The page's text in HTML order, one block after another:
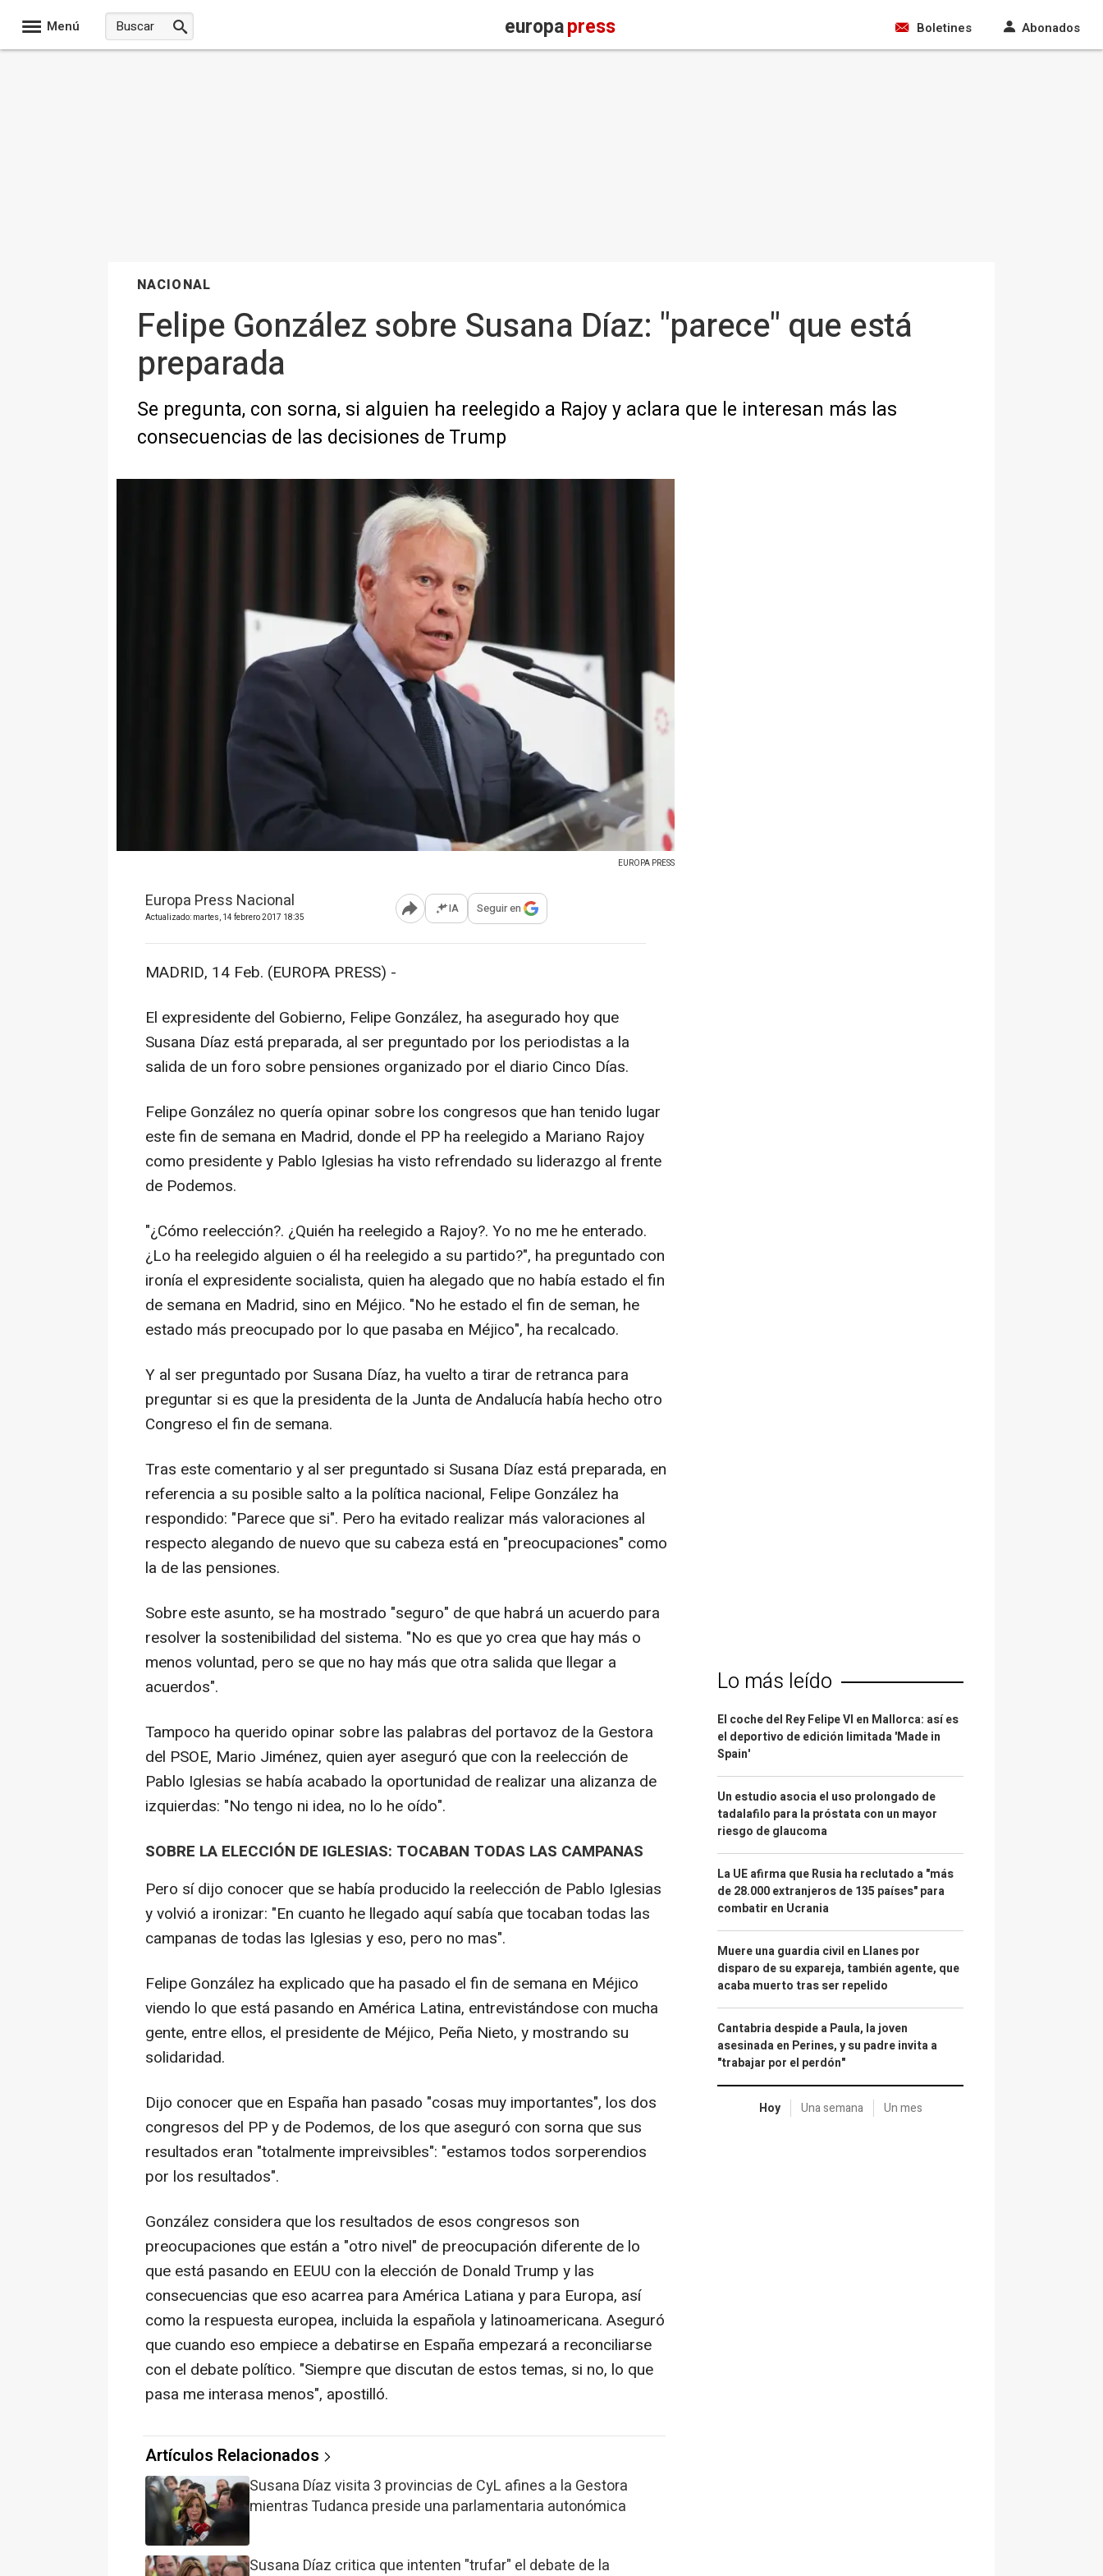
Menú europapress Boletines Abonados
NACIONAL
Felipe González sobre Susana Díaz: "parece" que está
preparada
Se pregunta, con sorna, si alguien ha reelegido a Rajoy y aclara que le interesan más las
consecuencias de las decisiones de Trump
EUROPA PRESS
Europa Press Nacional
Actualizado: martes, 14 febrero 2017 18:35 Abrir opciones para compartir
IA Seguir en
MADRID, 14 Feb. (EUROPA PRESS) -
El expresidente del Gobierno, Felipe González, ha asegurado hoy que
Susana Díaz está preparada, al ser preguntado por los periodistas a la
salida de un foro sobre pensiones organizado por el diario Cinco Días.
Felipe González no quería opinar sobre los congresos que han tenido lugar
este fin de semana en Madrid, donde el PP ha reelegido a Mariano Rajoy
como presidente y Pablo Iglesias ha visto refrendado su liderazgo al frente
de Podemos.
"¿Cómo reelección?. ¿Quién ha reelegido a Rajoy?. Yo no me he enterado.
¿Lo ha reelegido alguien o él ha reelegido a su partido?", ha preguntado con
ironía el expresidente socialista, quien ha alegado que no había estado el fin
de semana en Madrid, sino en Méjico. "No he estado el fin de seman, he
estado más preocupado por lo que pasaba en Méjico", ha recalcado.
Y al ser preguntado por Susana Díaz, ha vuelto a tirar de retranca para
preguntar si es que la presidenta de la Junta de Andalucía había hecho otro
Congreso el fin de semana.
Tras este comentario y al ser preguntado si Susana Díaz está preparada, en
referencia a su posible salto a la política nacional, Felipe González ha
respondido: "Parece que si". Pero ha evitado realizar más valoraciones al
respecto alegando de nuevo que su cabeza está en "preocupaciones" como
la de las pensiones.
Sobre este asunto, se ha mostrado "seguro" de que habrá un acuerdo para
resolver la sostenibilidad del sistema. "No es que yo crea que hay más o
menos voluntad, pero se que no hay más que otra salida que llegar a
acuerdos".
Tampoco ha querido opinar sobre las palabras del portavoz de la Gestora
del PSOE, Mario Jiménez, quien ayer aseguró que con la reelección de
Pablo Iglesias se había acabado la oportunidad de realizar una alizanza de
izquierdas: "No tengo ni idea, no lo he oído".
SOBRE LA ELECCIÓN DE IGLESIAS: TOCABAN TODAS LAS CAMPANAS
Pero sí dijo conocer que se había producido la reelección de Pablo Iglesias
y volvió a ironizar: "En cuanto he llegado aquí sabía que tocaban todas las
campanas de todas las Iglesias y eso, pero no mas".
Felipe González ha explicado que ha pasado el fin de semana en Méjico
viendo lo que está pasando en América Latina, entrevistándose con mucha
gente, entre ellos, el presidente de Méjico, Peña Nieto, y mostrando su
solidaridad.
Dijo conocer que en España han pasado "cosas muy importantes", los dos
congresos del PP y de Podemos, de los que aseguró con sorna que sus
resultados eran "totalmente impreivsibles": "estamos todos sorperendios
por los resultados".
González considera que los resultados de esos congresos son
preocupaciones que están a "otro nivel" de preocupación diferente de lo
que está pasando en EEUU con la elección de Donald Trump y las
consecuencias que eso acarrea para América Latiana y para Europa, así
como la respuesta europea, incluida la española y latinoamericana. Aseguró
que cuando eso empiece a debatirse en España empezará a reconciliarse
con el debate político. "Siempre que discutan de estos temas, si no, lo que
pasa me interasa menos", apostilló.
Artículos Relacionados
Susana Díaz visita 3 provincias de CyL afines a la Gestora
mientras Tudanca preside una parlamentaria autonómica
Susana Díaz critica que intenten "trufar" el debate de la
Lo más leído
El coche del Rey Felipe VI en Mallorca: así es
el deportivo de edición limitada 'Made in
Spain'
Un estudio asocia el uso prolongado de
tadalafilo para la próstata con un mayor
riesgo de glaucoma
La UE afirma que Rusia ha reclutado a "más
de 28.000 extranjeros de 135 países" para
combatir en Ucrania
Muere una guardia civil en Llanes por
disparo de su expareja, también agente, que
acaba muerto tras ser repelido
Cantabria despide a Paula, la joven
asesinada en Perines, y su padre invita a
"trabajar por el perdón"
Hoy Una semana Un mes